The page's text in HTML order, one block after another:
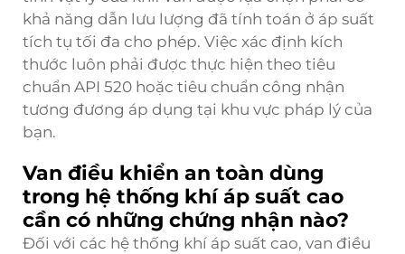
khả năng dẫn lưu lượng đã tính toán ở áp suất
tích tụ tối đa cho phép. Việc xác định kích
thước luôn phải được thực hiện theo tiêu
chuẩn API 520 hoặc tiêu chuẩn công nhận
tương đương áp dụng tại khu vực pháp lý của
bạn.
Van điều khiển an toàn dùng
trong hệ thống khí áp suất cao
cần có những chứng nhận nào?
Đối với các hệ thống khí áp suất cao, van điều